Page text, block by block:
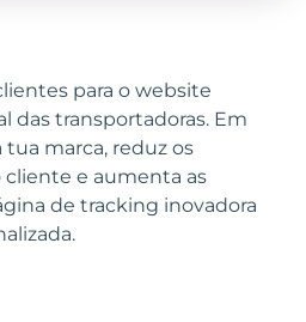
para o website
das transportadoras. Em
tua marca, reduz os
cliente e aumenta as
de tracking inovadora